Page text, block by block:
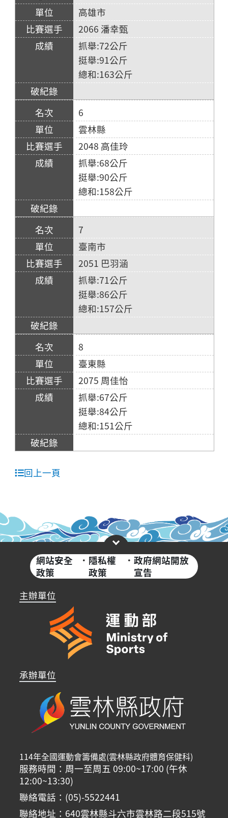
高雄市
2066 潘幸甄
抓舉:72公斤
挺舉:91公斤
總和:163公斤
6
雲林縣
2048 高佳玲
抓舉:68公斤
挺舉:90公斤
總和:158公斤
7
臺南市
2051 巴羽涵
抓舉:71公斤
挺舉:86公斤
總和:157公斤
8
臺東縣
2075 周佳怡
抓舉:67公斤
挺舉:84公斤
總和:151公斤
回上一頁
網站安全
政策
· 隱私權
政策
·政府網站開放
宣告
主辦單位
承辦單位
114年全國運動會籌備處(雲林縣政府體育保健科)
服務時間：周一至周五 09:00~17:00 (午休
12:00~13:30)
聯絡電話：(05)-5522441
聯絡地址：640雲林縣斗六市雲林路二段515號